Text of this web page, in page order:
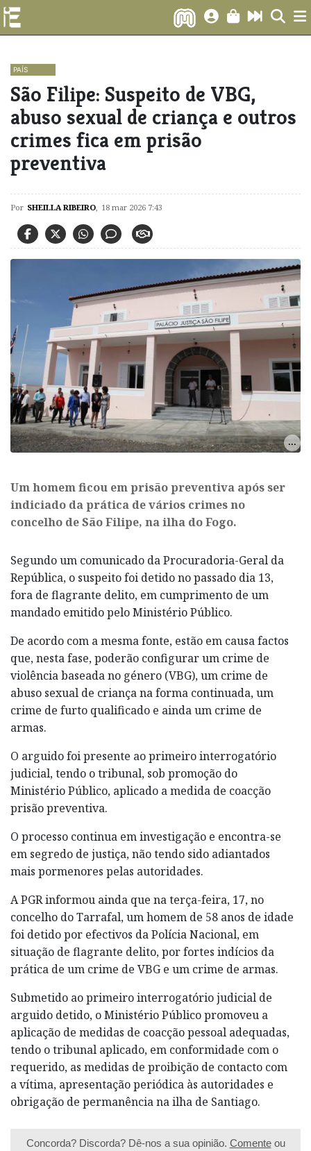
PAÍS
São Filipe: Suspeito de VBG,
abuso sexual de criança e outros
crimes fica em prisão
preventiva
Por SHEILLA RIBEIRO, 18 mar 2026 7:43
Um homem ficou em prisão preventiva após ser
indiciado da prática de vários crimes no
concelho de São Filipe, na ilha do Fogo.
Segundo um comunicado da Procuradoria-Geral da
República, o suspeito foi detido no passado dia 13,
fora de flagrante delito, em cumprimento de um
mandado emitido pelo Ministério Público.
De acordo com a mesma fonte, estão em causa factos
que, nesta fase, poderão configurar um crime de
violência baseada no género (VBG), um crime de
abuso sexual de criança na forma continuada, um
crime de furto qualificado e ainda um crime de
armas.
O arguido foi presente ao primeiro interrogatório
judicial, tendo o tribunal, sob promoção do
Ministério Público, aplicado a medida de coacção
prisão preventiva.
O processo continua em investigação e encontra-se
em segredo de justiça, não tendo sido adiantados
mais pormenores pelas autoridades.
A PGR informou ainda que na terça-feira, 17, no
concelho do Tarrafal, um homem de 58 anos de idade
foi detido por efectivos da Polícia Nacional, em
situação de flagrante delito, por fortes indícios da
prática de um crime de VBG e um crime de armas.
Submetido ao primeiro interrogatório judicial de
arguido detido, o Ministério Público promoveu a
aplicação de medidas de coacção pessoal adequadas,
tendo o tribunal aplicado, em conformidade com o
requerido, as medidas de proibição de contacto com
a vítima, apresentação periódica às autoridades e
obrigação de permanência na ilha de Santiago.
Concorda? Discorda? Dê-nos a sua opinião. Comenteou